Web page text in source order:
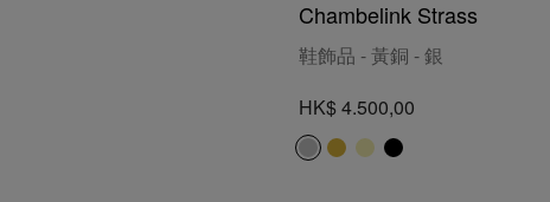
Chambelink Strass
鞋飾品 - 黃銅 - 銀
HK$ 4.500,00